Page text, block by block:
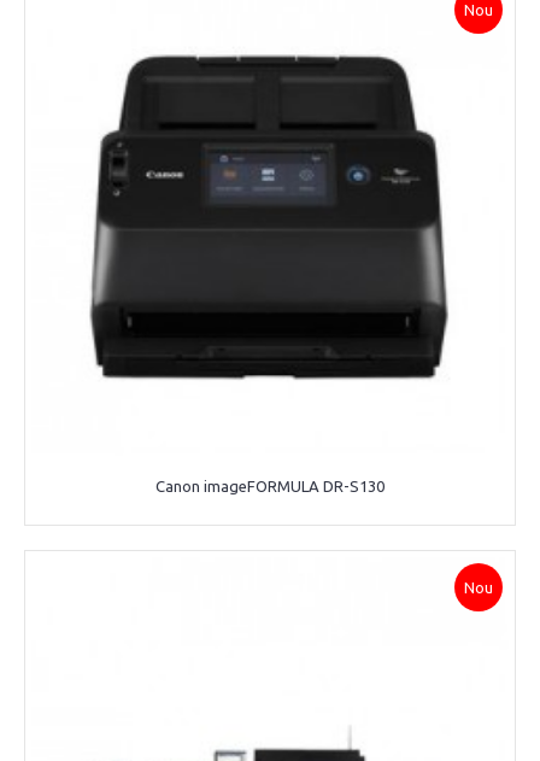
Nou
Canon imageFORMULA DR-S130
Nou